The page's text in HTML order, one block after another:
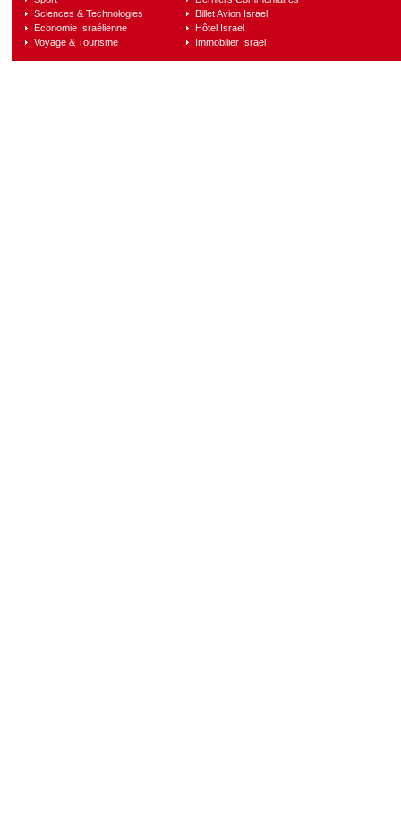
Sciences & Technologies
Economie Israélienne
Voyage & Tourisme
Billet Avion Israel
Hôtel Israel
Immobilier Israel